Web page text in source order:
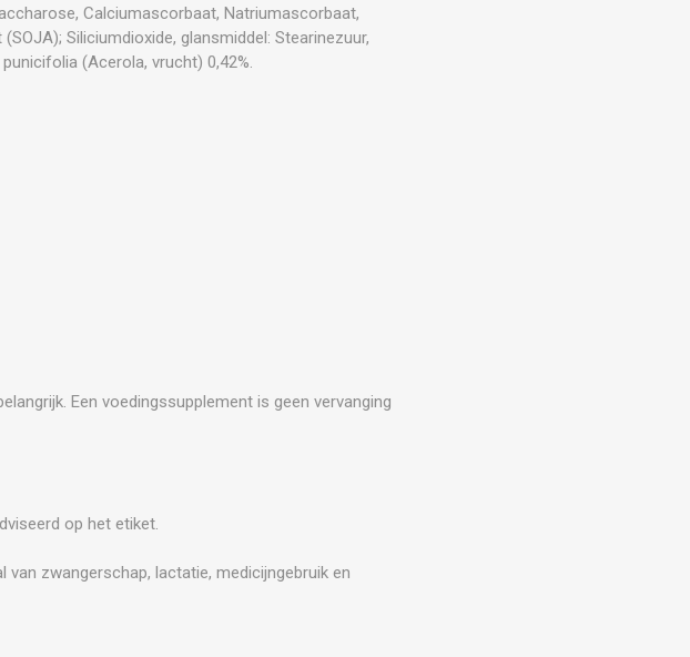
Calciumascorbaat, Natriumascorbaat,
Siliciumdioxide, glansmiddel: Stearinezuur,
(Acerola, vrucht) 0,42%.
Een voedingssupplement is geen vervanging
op het etiket.
van zwangerschap, lactatie, medicijngebruik en